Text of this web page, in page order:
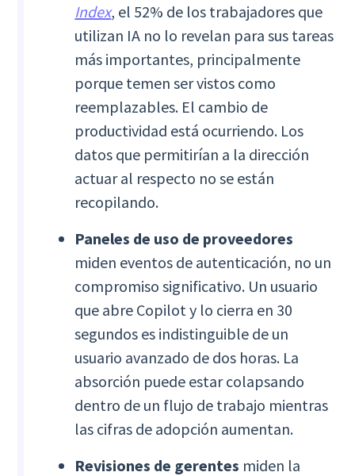
Index, el 52% de los trabajadores que
utilizan IA no lo revelan para sus tareas
más importantes, principalmente
porque temen ser vistos como
reemplazables. El cambio de
productividad está ocurriendo. Los
datos que permitirían a la dirección
actuar al respecto no se están
recopilando.
Paneles de uso de proveedores
miden eventos de autenticación, no un
compromiso significativo. Un usuario
que abre Copilot y lo cierra en 30
segundos es indistinguible de un
usuario avanzado de dos horas. La
absorción puede estar colapsando
dentro de un flujo de trabajo mientras
las cifras de adopción aumentan.
Revisiones de gerentes miden la